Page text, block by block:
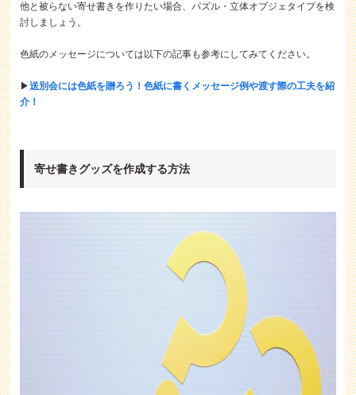
他と被らない寄せ書きを作りたい場合、パズル・立体オブジェタイプを検
討しましょう。
色紙のメッセージについては以下の記事も参考にしてみてください。
▶送別会には色紙を贈ろう！色紙に書くメッセージ例や渡す際の工夫を紹
介！
寄せ書きグッズを作成する方法